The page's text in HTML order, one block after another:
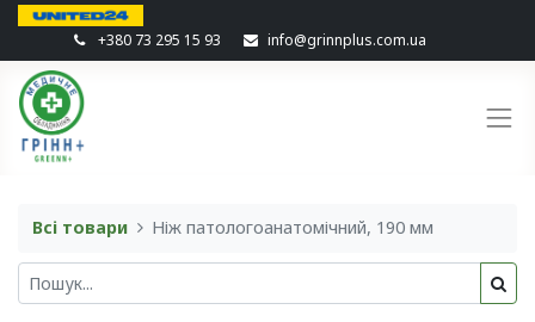
+380 73 295 15 93 info@grinnplus.com.ua
Всі товари Ніж патологоанатомічний, 190 мм